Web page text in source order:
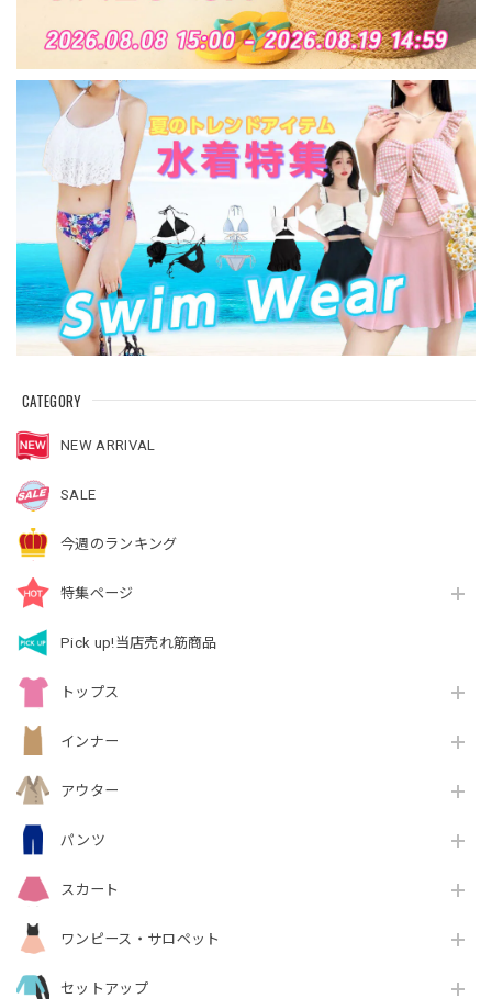
CATEGORY
NEW ARRIVAL
SALE
今週のランキング
特集ページ
Pick up!当店売れ筋商品
トップス
インナー
アウター
パンツ
スカート
ワンピース・サロペット
セットアップ